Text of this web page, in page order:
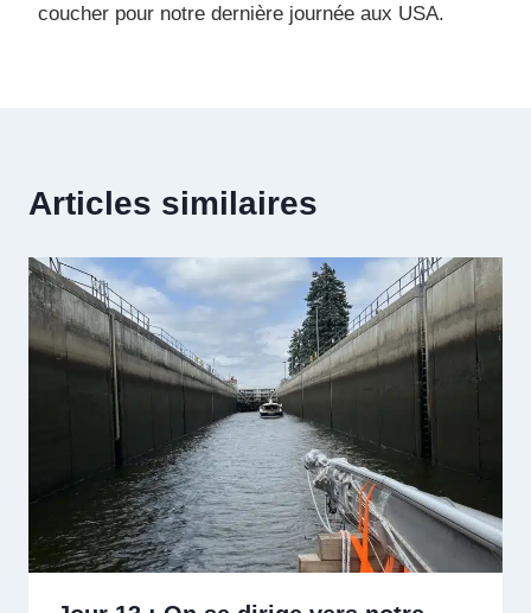
coucher pour notre dernière journée aux USA.
Articles similaires